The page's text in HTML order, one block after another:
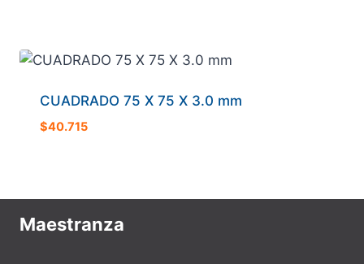
CUADRADO 75 X 75 X 3.0 mm
$40.715
Maestranza